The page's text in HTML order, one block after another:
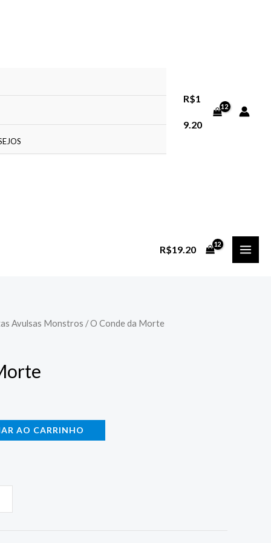
R$1
9.20
R$19.20
Avulsas Monstros / O Conde da Morte
AO CARRINHO